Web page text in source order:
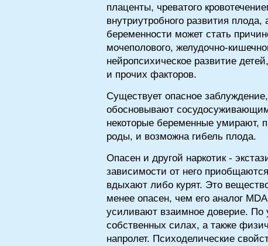
плаценты, чреватого
внутриутробного развития
беременности может стать
мочеполового, желудочно-
нейропсихическое развитие
и прочих факторов.
Существует опасное
обосновывают
некоторые беременные умирают,
роды, и возможна гибель плода.
Опасен и другой наркотик -
зависимости от него
вдыхают либо курят. Это
менее опасен, чем его аналог
усиливают взаимное доверие. По
собственных силах, а также
напролет. Психоделические